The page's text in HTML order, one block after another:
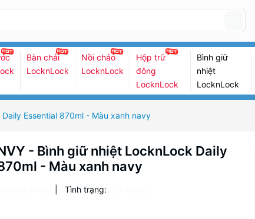
Bàn chải
LocknLock
Nồi chảo
LocknLock
Hộp trữ
đông
LocknLock
Bình giữ
nhiệt
LocknLock
Essential 870ml - Màu xanh navy
- Bình giữ nhiệt LocknLock Daily
- Màu xanh navy
Tình trạng: